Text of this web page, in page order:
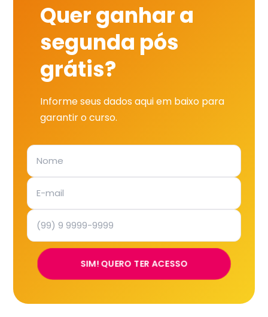
Quer ganhar a
segunda pós
grátis?
Informe seus dados aqui em baixo para
garantir o curso.
SIM! QUERO TER ACESSO